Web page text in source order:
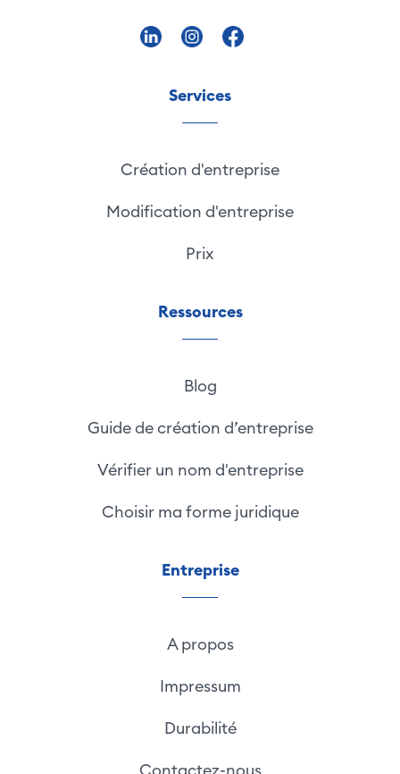
Services
Création d'entreprise
Modification d'entreprise
Prix
Ressources
Blog
Guide de création d’entreprise
Vérifier un nom d'entreprise
Choisir ma forme juridique
Entreprise
A propos
Impressum
Durabilité
Contactez-nous